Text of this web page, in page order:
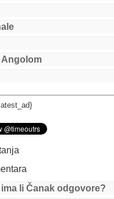
Angolom
li Čanak odgovore?